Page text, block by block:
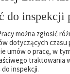
do inspekcji
można zgłosić
dotyczących czasu
umów o pracę, w
traktowania
inspekcji.